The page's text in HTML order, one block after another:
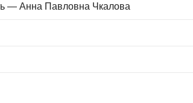
— Анна Павловна Чкалова